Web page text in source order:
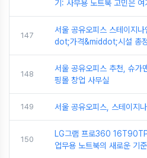
기: 사무용 노트북 고민은 여
147
서울 공유오피스 스테이지
dot;가격&middot;시설 총
148
서울 공유오피스 추천, 슈가
핑몰 창업 사무실
149 서울 공유오피스, 스테이지
150
LG그램 프로360
업무용 노트북의 새로운 기